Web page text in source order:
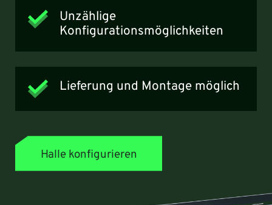
Unzählige
Konfigurationsmöglichkeiten
Lieferung und Montage möglich
Halle konfigurieren